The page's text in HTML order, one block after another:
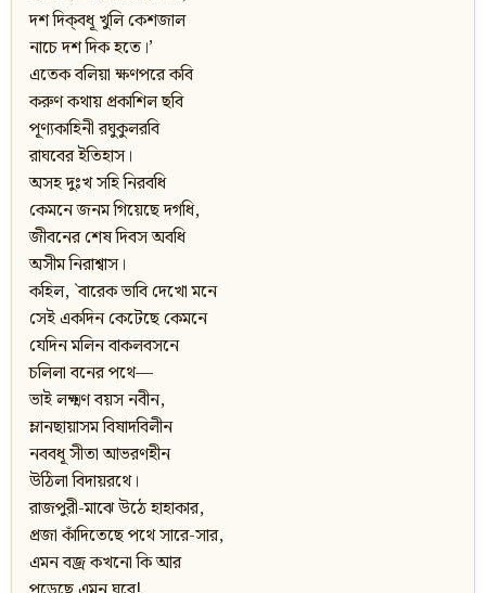
দশ দিক্‌বধূ খুলি কেশজাল
নাচে দশ দিক হতে।’
এতেক বলিয়া ক্ষণপরে কবি
করুণ কথায় প্রকাশিল ছবি
পূণ্যকাহিনী রঘুকুলরবি
রাঘবের ইতিহাস।
অসহ দুঃখ সহি নিরবধি
কেমনে জনম গিয়েছে দগধি,
জীবনের শেষ দিবস অবধি
অসীম নিরাশ্বাস।
কহিল, `বারেক ভাবি দেখো মনে
সেই একদিন কেটেছে কেমনে
যেদিন মলিন বাকলবসনে
চলিলা বনের পথে—
ভাই লক্ষ্মণ বয়স নবীন,
ম্লানছায়াসম বিষাদবিলীন
নববধূ সীতা আভরণহীন
উঠিলা বিদায়রথে।
রাজপুরী-মাঝে উঠে হাহাকার,
প্রজা কাঁদিতেছে পথে সারে-সার,
এমন বজ্র কখনো কি আর